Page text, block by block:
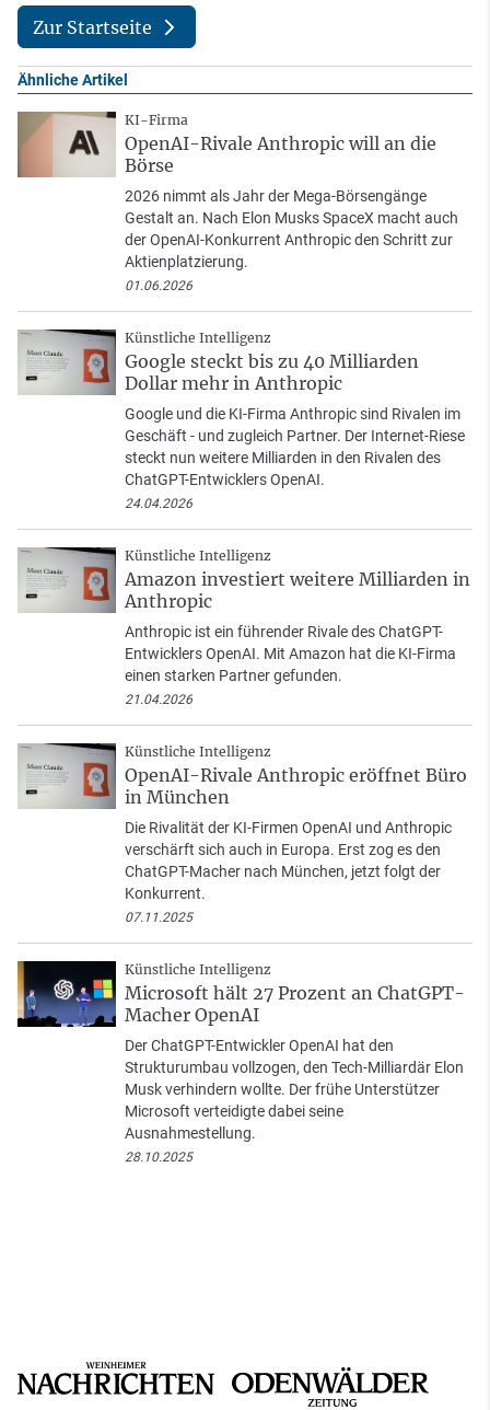
Zur Startseite
Ähnliche Artikel
KI-Firma
OpenAI-Rivale Anthropic will an die
Börse
2026 nimmt als Jahr der Mega-Börsengänge
Gestalt an. Nach Elon Musks SpaceX macht auch
der OpenAI-Konkurrent Anthropic den Schritt zur
Aktienplatzierung.
01.06.2026
Künstliche Intelligenz
Google steckt bis zu 40 Milliarden
Dollar mehr in Anthropic
Google und die KI-Firma Anthropic sind Rivalen im
Geschäft - und zugleich Partner. Der Internet-Riese
steckt nun weitere Milliarden in den Rivalen des
ChatGPT-Entwicklers OpenAI.
24.04.2026
Künstliche Intelligenz
Amazon investiert weitere Milliarden in
Anthropic
Anthropic ist ein führender Rivale des ChatGPT-
Entwicklers OpenAI. Mit Amazon hat die KI-Firma
einen starken Partner gefunden.
21.04.2026
Künstliche Intelligenz
OpenAI-Rivale Anthropic eröffnet Büro
in München
Die Rivalität der KI-Firmen OpenAI und Anthropic
verschärft sich auch in Europa. Erst zog es den
ChatGPT-Macher nach München, jetzt folgt der
Konkurrent.
07.11.2025
Künstliche Intelligenz
Microsoft hält 27 Prozent an ChatGPT-
Macher OpenAI
Der ChatGPT-Entwickler OpenAI hat den
Strukturumbau vollzogen, den Tech-Milliardär Elon
Musk verhindern wollte. Der frühe Unterstützer
Microsoft verteidigte dabei seine
Ausnahmestellung.
28.10.2025